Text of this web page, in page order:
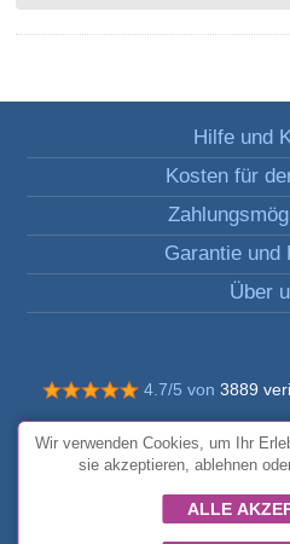
Hilfe und
Kosten für
Garantie und
Über
4.7/5 von 3889
© Alle Rechte
Allgemeine
Wir verwenden Cookies, um Ihr
sie akzeptieren, ablehnen
ALLE